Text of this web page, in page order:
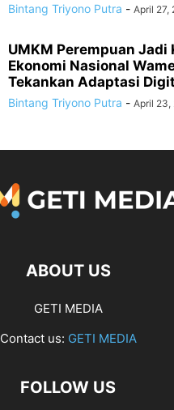
Bintang Triyono Putra - April 27,
UMKM Perempuan Jadi
Ekonomi Nasional
Tekankan Adaptasi
Bintang Triyono Putra - April 23,
ABOUT US
GETI MEDIA
Contact us: GETI MEDIA
FOLLOW US